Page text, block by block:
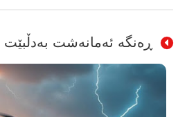
ڕەنگە ئەمانەشت بەدڵبێت